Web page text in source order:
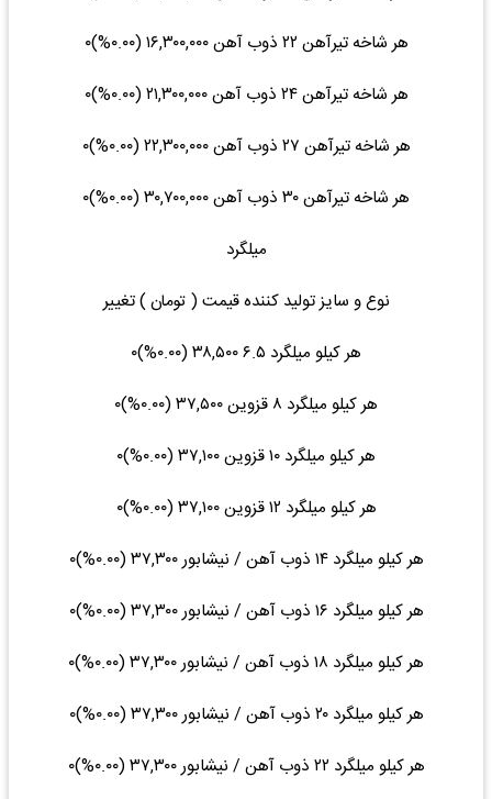
هر شاخه تیرآهن ۲۲ ذوب آهن ۱۶,۳۰۰,۰۰۰ (۰.۰۰%)۰
هر شاخه تیرآهن ۲۴ ذوب آهن ۲۱,۳۰۰,۰۰۰ (۰.۰۰%)۰
هر شاخه تیرآهن ۲۷ ذوب آهن ۲۲,۳۰۰,۰۰۰ (۰.۰۰%)۰
هر شاخه تیرآهن ۳۰ ذوب آهن ۳۰,۷۰۰,۰۰۰ (۰.۰۰%)۰
میلگرد
نوع و سایز تولید کننده قیمت ( تومان ) تغییر
هر کیلو میلگرد ۶.۵ ۳۸,۵۰۰ (۰.۰۰%)۰
هر کیلو میلگرد ۸ قزوین ۳۷,۵۰۰ (۰.۰۰%)۰
هر کیلو میلگرد ۱۰ قزوین ۳۷,۱۰۰ (۰.۰۰%)۰
هر کیلو میلگرد ۱۲ قزوین ۳۷,۱۰۰ (۰.۰۰%)۰
هر کیلو میلگرد ۱۴ ذوب آهن / نیشابور ۳۷,۳۰۰ (۰.۰۰%)۰
هر کیلو میلگرد ۱۶ ذوب آهن / نیشابور ۳۷,۳۰۰ (۰.۰۰%)۰
هر کیلو میلگرد ۱۸ ذوب آهن / نیشابور ۳۷,۳۰۰ (۰.۰۰%)۰
هر کیلو میلگرد ۲۰ ذوب آهن / نیشابور ۳۷,۳۰۰ (۰.۰۰%)۰
هر کیلو میلگرد ۲۲ ذوب آهن / نیشابور ۳۷,۳۰۰ (۰.۰۰%)۰